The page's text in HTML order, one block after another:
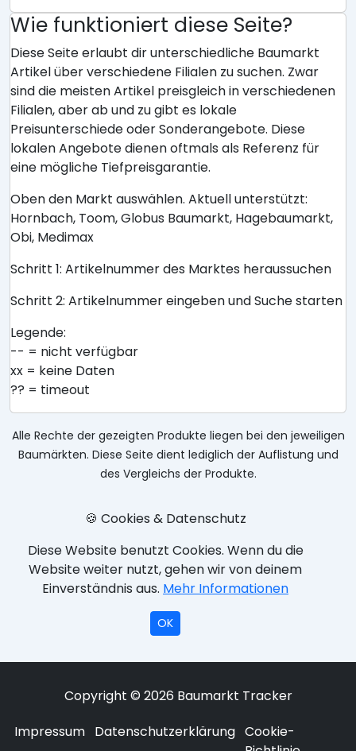
Wie funktioniert diese Seite?
Diese Seite erlaubt dir unterschiedliche Baumarkt
Artikel über verschiedene Filialen zu suchen. Zwar
sind die meisten Artikel preisgleich in verschiedenen
Filialen, aber ab und zu gibt es lokale
Preisunterschiede oder Sonderangebote. Diese
lokalen Angebote dienen oftmals als Referenz für
eine mögliche Tiefpreisgarantie.
Oben den Markt auswählen. Aktuell unterstützt:
Hornbach, Toom, Globus Baumarkt, Hagebaumarkt,
Obi, Medimax
Schritt 1: Artikelnummer des Marktes heraussuchen
Schritt 2: Artikelnummer eingeben und Suche starten
Legende:
-- = nicht verfügbar
xx = keine Daten
?? = timeout
Alle Rechte der gezeigten Produkte liegen bei den jeweiligen
Baumärkten. Diese Seite dient lediglich der Auflistung und
des Vergleichs der Produkte.
🍪 Cookies & Datenschutz
Diese Website benutzt Cookies. Wenn du die
Website weiter nutzt, gehen wir von deinem
Einverständnis aus. Mehr Informationen
OK
Copyright © 2026 Baumarkt Tracker
Impressum Datenschutzerklärung Cookie-